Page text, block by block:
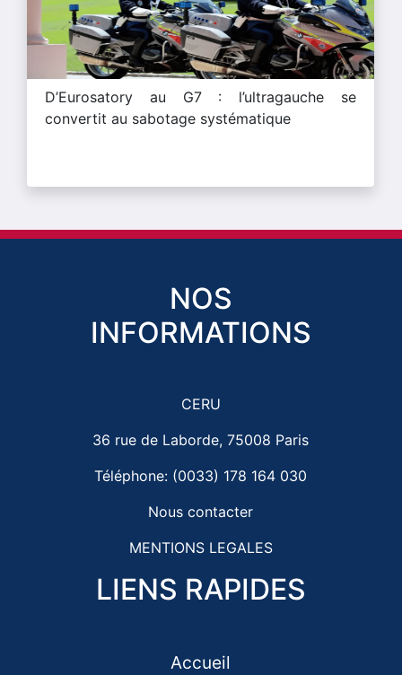
D’Eurosatory au G7 : l’ultragauche se
convertit au sabotage systématique
NOS
INFORMATIONS
CERU
36 rue de Laborde, 75008 Paris
Téléphone: (0033) 178 164 030
Nous contacter
MENTIONS LEGALES
LIENS RAPIDES
Accueil